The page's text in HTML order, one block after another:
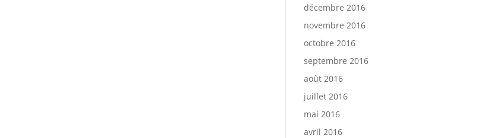
décembre 2016
novembre 2016
octobre 2016
septembre 2016
août 2016
juillet 2016
mai 2016
avril 2016